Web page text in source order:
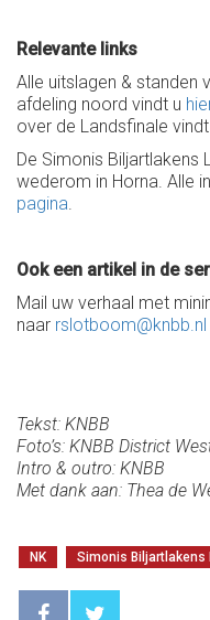
Relevante links
Alle uitslagen & standen
afdeling noord vindt u
over de Landsfinale
De Simonis Biljartlakens
wederom in Horna. Alle
pagina.
Ook een artikel in de
Mail uw verhaal met
naar rslotboom@knbb.nl
Tekst: KNBB
Foto’s: KNBB District
Intro & outro: KNBB
Met dank aan: Thea de
NK Simonis Biljartlakens